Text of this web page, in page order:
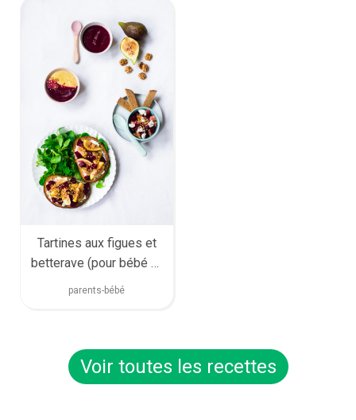
Tartines aux figues et
betterave (pour bébé et
toute la famille)
parents-bébé
Voir toutes les recettes